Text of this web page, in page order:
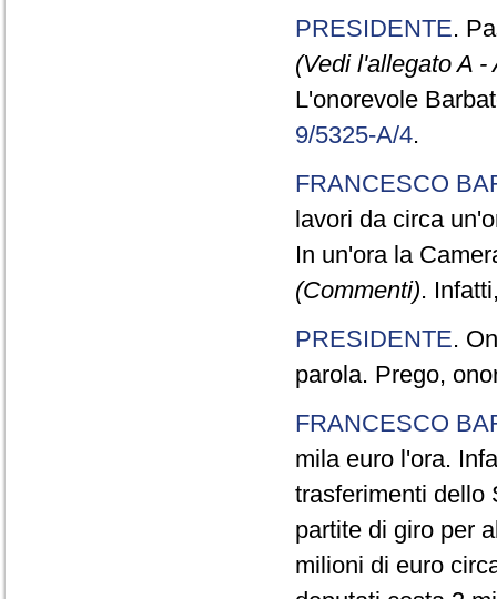
PRESIDENTE.
(Vedi l'allegato A
L'onorevole
9/5325-A/4.
FRANCESCO
lavori da circa
In un'ora la
(Commenti).
PRESIDENTE.
parola. Prego,
FRANCESCO
mila euro l'ora.
trasferimenti dello
partite di giro per
milioni di euro